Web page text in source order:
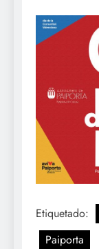
Etiquetado:
Paiporta